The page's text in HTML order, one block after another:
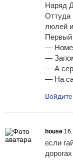
Наряд
Оттуда
люлей
Первый
—
—
— А
— На
house
если